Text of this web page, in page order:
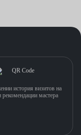
история визитов на
рекомендации мастера